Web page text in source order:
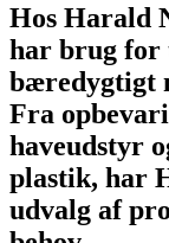
Hos Harald
har brug for
bæredygtigt
Fra
haveudstyr
plastik, har
udvalg af